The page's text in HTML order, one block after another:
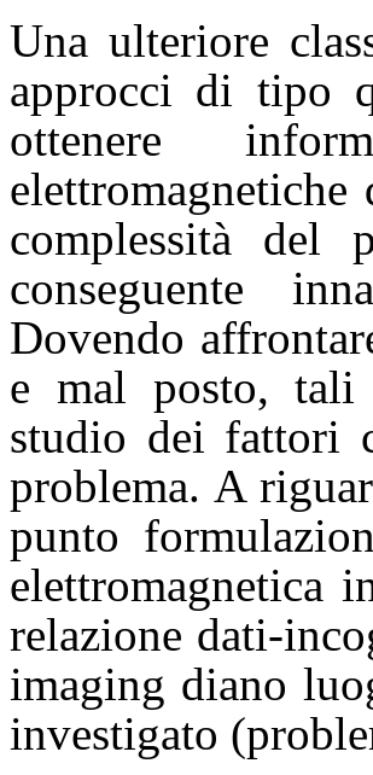
Una ulteriore
approcci di tipo
ottenere
complessità del
conseguente
Dovendo
e mal posto, tali
studio dei fattori
problema. A
punto
elettromagnetica
relazione dati-
imaging diano
investigato